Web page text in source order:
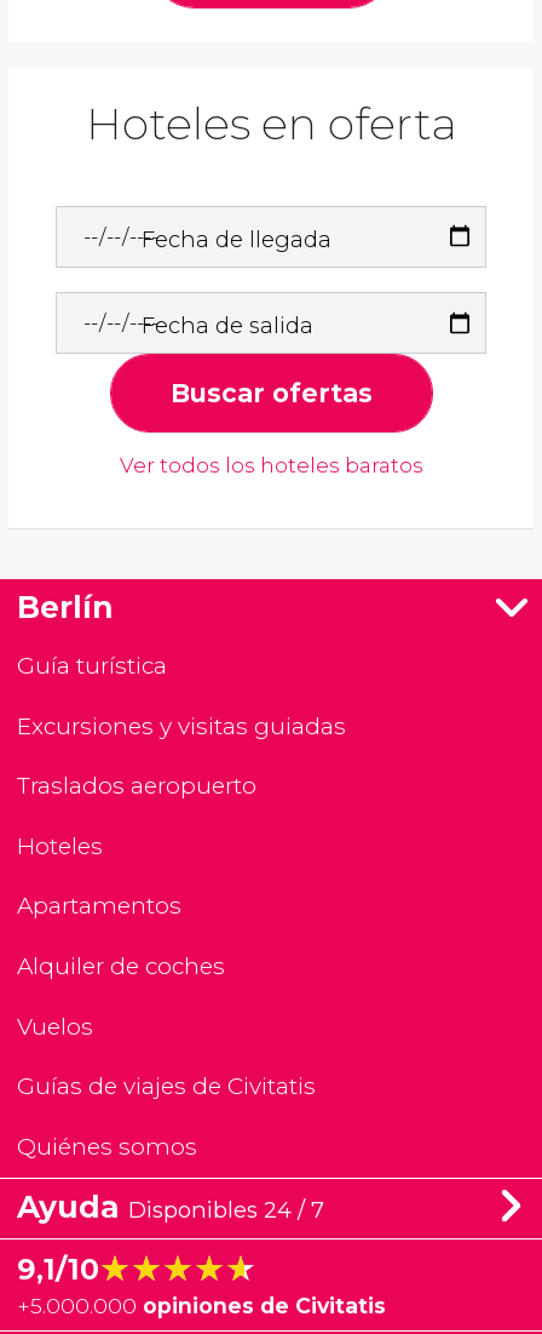
Hoteles en oferta
Fecha de llegada
Fecha de salida
Buscar ofertas
Ver todos los hoteles baratos
Berlín
Guía turística
Excursiones y visitas guiadas
Traslados aeropuerto
Hoteles
Apartamentos
Alquiler de coches
Vuelos
Guías de viajes de Civitatis
Quiénes somos
Ayuda Disponibles 24 / 7
9,1/10★★★★★
★★★★★
+5.000.000 opiniones de Civitatis